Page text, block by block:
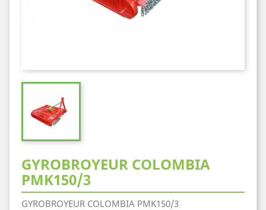
GYROBROYEUR COLOMBIA
PMK150/3
GYROBROYEUR COLOMBIA PMK150/3